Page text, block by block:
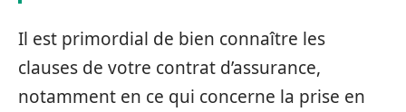
Il est primordial de bien connaître les
clauses de votre contrat d’assurance,
notamment en ce qui concerne la prise en